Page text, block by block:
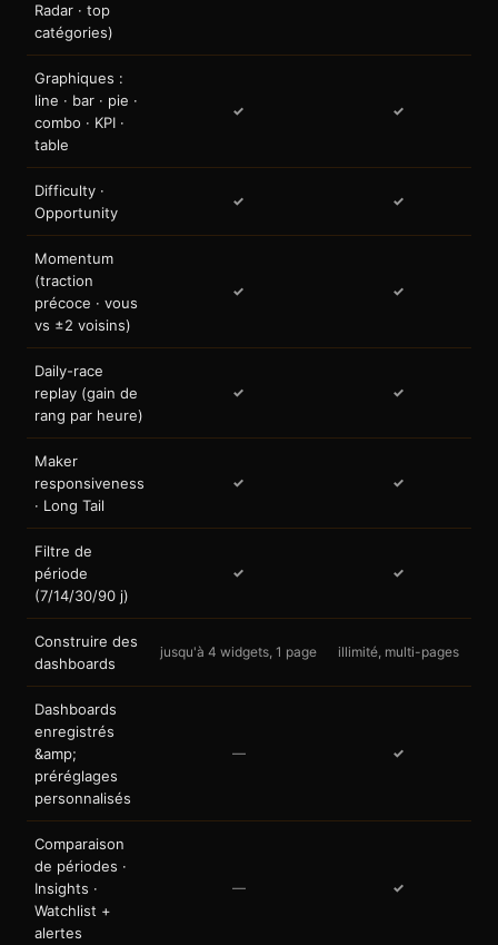
Radar · top
catégories)
Graphiques :
line · bar · pie ·
combo · KPI ·
table
✓ ✓
Difficulty ·
Opportunity
✓ ✓
Momentum
(traction
précoce · vous
vs ±2 voisins)
✓ ✓
Daily-race
replay (gain de
rang par heure)
✓ ✓
Maker
responsiveness
· Long Tail
✓ ✓
Filtre de
période
(7/14/30/90 j)
✓ ✓
Construire des
dashboards
jusqu'à 4 widgets, 1 page illimité, multi-pages
Dashboards
enregistrés
&amp;
préréglages
personnalisés
— ✓
Comparaison
de périodes ·
Insights ·
Watchlist +
alertes
— ✓